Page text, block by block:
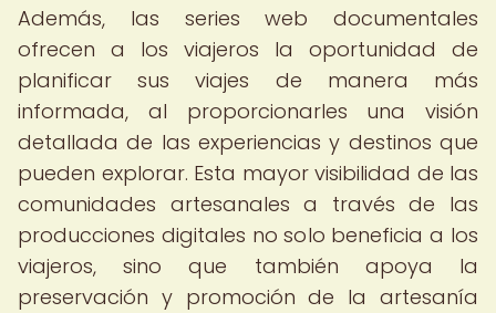
Además, las series web documentales
ofrecen a los viajeros la oportunidad de
planificar sus viajes de manera más
informada, al proporcionarles una visión
detallada de las experiencias y destinos que
pueden explorar. Esta mayor visibilidad de las
comunidades artesanales a través de las
producciones digitales no solo beneficia a los
viajeros, sino que también apoya la
preservación y promoción de la artesanía